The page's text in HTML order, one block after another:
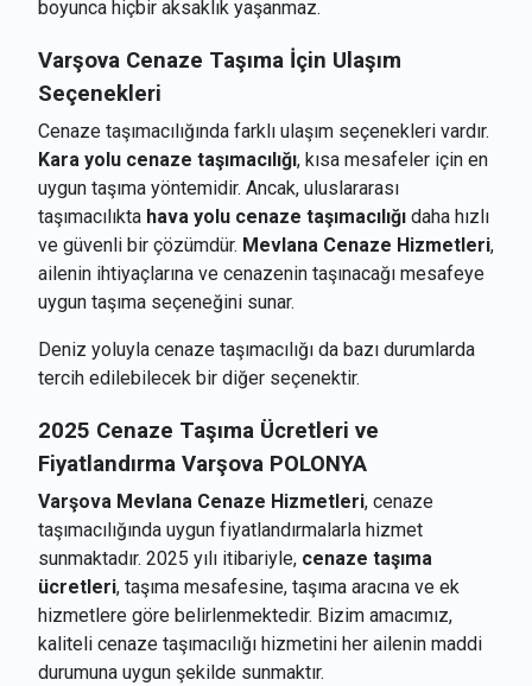
boyunca hiçbir aksaklık yaşanmaz.
Varşova Cenaze Taşıma İçin Ulaşım
Seçenekleri
Cenaze taşımacılığında farklı ulaşım seçenekleri vardır.
Kara yolu cenaze taşımacılığı, kısa mesafeler için en
uygun taşıma yöntemidir. Ancak, uluslararası
taşımacılıkta hava yolu cenaze taşımacılığı daha hızlı
ve güvenli bir çözümdür. Mevlana Cenaze Hizmetleri,
ailenin ihtiyaçlarına ve cenazenin taşınacağı mesafeye
uygun taşıma seçeneğini sunar.
Deniz yoluyla cenaze taşımacılığı da bazı durumlarda
tercih edilebilecek bir diğer seçenektir.
2025 Cenaze Taşıma Ücretleri ve
Fiyatlandırma Varşova POLONYA
Varşova Mevlana Cenaze Hizmetleri, cenaze
taşımacılığında uygun fiyatlandırmalarla hizmet
sunmaktadır. 2025 yılı itibariyle, cenaze taşıma
ücretleri, taşıma mesafesine, taşıma aracına ve ek
hizmetlere göre belirlenmektedir. Bizim amacımız,
kaliteli cenaze taşımacılığı hizmetini her ailenin maddi
durumuna uygun şekilde sunmaktır.